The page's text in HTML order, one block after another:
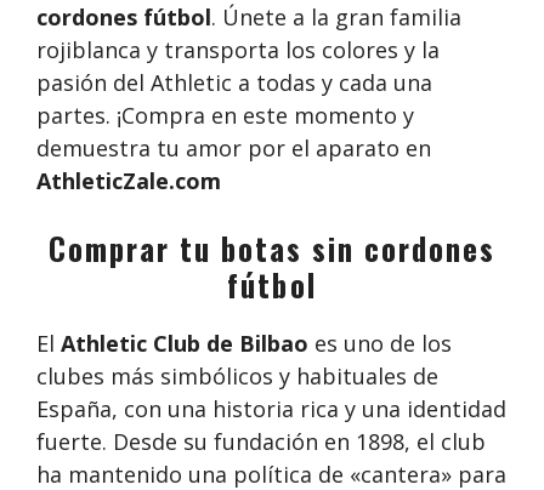
cordones fútbol. Únete a la gran familia
rojiblanca y transporta los colores y la
pasión del Athletic a todas y cada una
partes. ¡Compra en este momento y
demuestra tu amor por el aparato en
AthleticZale.com
Comprar tu botas sin cordones
fútbol
El Athletic Club de Bilbao es uno de los
clubes más simbólicos y habituales de
España, con una historia rica y una identidad
fuerte. Desde su fundación en 1898, el club
ha mantenido una política de «cantera» para